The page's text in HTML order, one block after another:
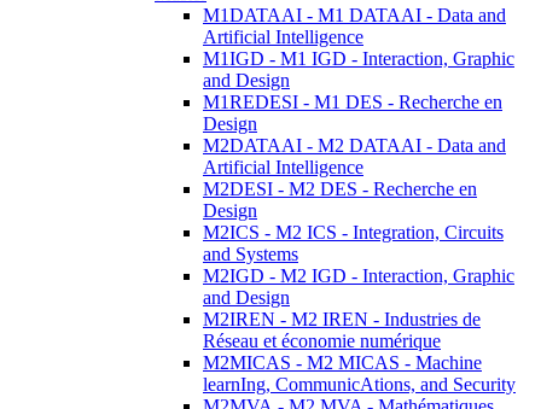
M1DATAAI - M1 DATAAI - Data and
Artificial Intelligence
M1IGD - M1 IGD - Interaction, Graphic
and Design
M1REDESI - M1 DES - Recherche en
Design
M2DATAAI - M2 DATAAI - Data and
Artificial Intelligence
M2DESI - M2 DES - Recherche en
Design
M2ICS - M2 ICS - Integration, Circuits
and Systems
M2IGD - M2 IGD - Interaction, Graphic
and Design
M2IREN - M2 IREN - Industries de
Réseau et économie numérique
M2MICAS - M2 MICAS - Machine
learnIng, CommunicAtions, and Security